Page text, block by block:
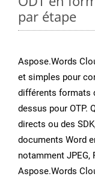
par étape
Aspose.Words
et simples pour
différents formats
dessus pour OTP.
directs ou des
documents Word
notamment JPEG,
Aspose.Words